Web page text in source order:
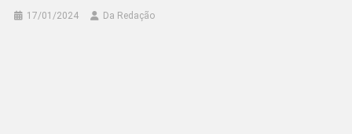
17/01/2024 Da Redação